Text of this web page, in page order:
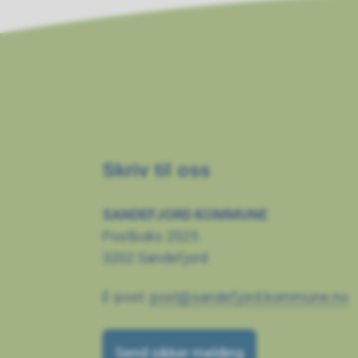
Skriv til oss
SANDEFJORD KOMMUNE
Postboks 2025
3202 Sandefjord
E-post: post@sandefjord.kommune.no
Send sikker melding